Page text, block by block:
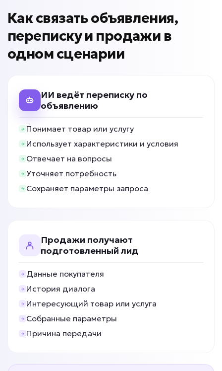
от 3 дней
от 39 000 ₽ под ключ
Клиенты не возвращаются?
ИИ для повторных
продаж
Задача: Реактивация базы
• До +40% повторных продаж
• Возврат до 15% клиентов
CRM заполняется вручную?
ИИ для работы с CRM
Как связать объявления,
переписку и продажи в
одном сценарии
ИИ ведёт переписку по
объявлению
Понимает товар или услугу
Использует характеристики и условия
Отвечает на вопросы
Уточняет потребность
Сохраняет параметры запроса
Продажи получают
подготовленный лид
Данные покупателя
История диалога
Интересующий товар или услуга
Собранные параметры
Причина передачи